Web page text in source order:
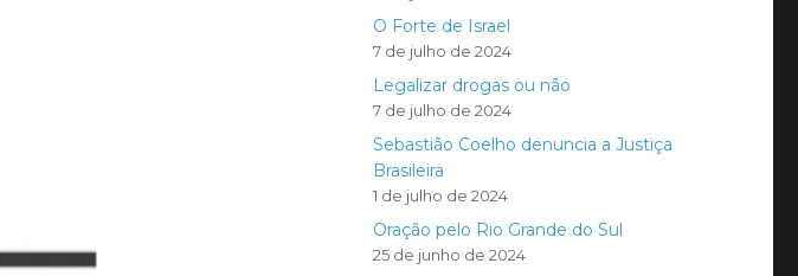
O Forte de Israel
7 de julho de 2024
Legalizar drogas ou não
7 de julho de 2024
Sebastião Coelho denuncia a Justiça
Brasileira
1 de julho de 2024
Oração pelo Rio Grande do Sul
25 de junho de 2024